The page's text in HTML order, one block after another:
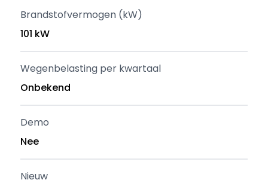
Brandstofvermogen (kW)
101 kW
Wegenbelasting per kwartaal
Onbekend
Demo
Nee
Nieuw